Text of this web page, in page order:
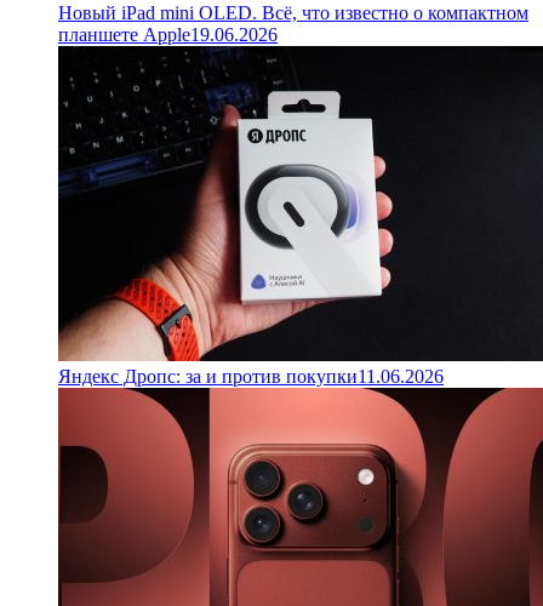
Новый iPad mini OLED. Всё, что известно о компактном
планшете Apple19.06.2026
Яндекс Дропс: за и против покупки11.06.2026